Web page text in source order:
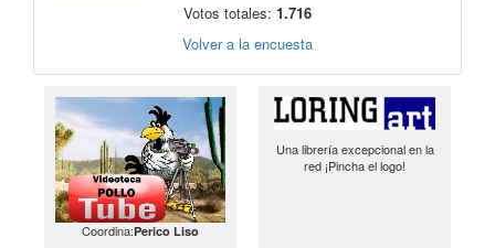
Votos totales: 1.716
Volver a la encuesta
Coordina:Perico Liso
Una librería excepcional en la
red ¡Pincha el logo!